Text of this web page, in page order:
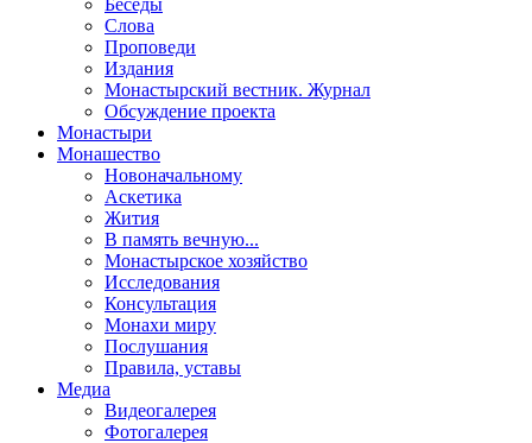
Беседы
Слова
Проповеди
Издания
Монастырский вестник. Журнал
Обсуждение проекта
Монастыри
Монашество
Новоначальному
Аскетика
Жития
В память вечную...
Монастырское хозяйство
Исследования
Консультация
Монахи миру
Послушания
Правила, уставы
Медиа
Видеогалерея
Фотогалерея